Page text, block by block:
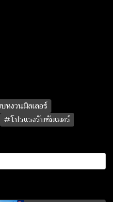
หงวนมิลเลอร์
#โปรแรงรับซัมเมอร์